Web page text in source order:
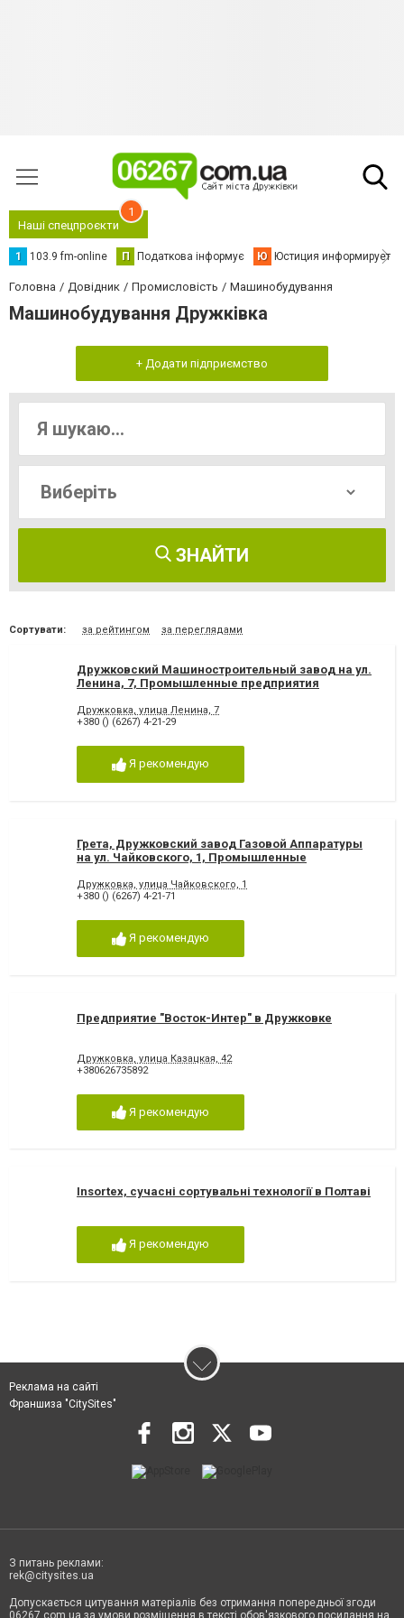
Наші спецпроєкти
1
1 103.9 fm-online П Податкова інформує Ю Юстиция информирует
Головна Довідник Промисловість Машинобудування
Машинобудування Дружківка
+ Додати підприємство
ЗНАЙТИ
Сортувати: за рейтингом за переглядами
Дружковский Машиностроительный завод на ул.
Ленина, 7, Промышленные предприятия
Дружковка, улица Ленина, 7
+380 () (6267) 4-21-29
Я рекомендую
Грета, Дружковский завод Газовой Аппаратуры
на ул. Чайковского, 1, Промышленные
Дружковка, улица Чайковского, 1
+380 () (6267) 4-21-71
Я рекомендую
Предприятие "Восток-Интер" в Дружковке
Дружковка, улица Казацкая, 42
+380626735892
Я рекомендую
Insortex, сучасні сортувальні технології в Полтаві
Я рекомендую
Реклама на сайті
Франшиза "CitySites"
З питань реклами:
rek@citysites.ua
Допускається цитування матеріалів без отримання попередньої згоди
06267.com.ua за умови розміщення в тексті обов'язкового посилання на